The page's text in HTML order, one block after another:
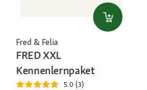
Fred & Felia
FRED XXL
Kennenlernpaket
5.0 (3)